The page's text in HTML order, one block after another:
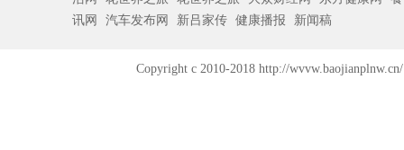
讯网
汽车发布网 新吕家传 健康播报 新闻稿
Copyright c 2010-2018 http://